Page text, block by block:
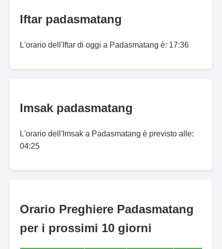
Iftar padasmatang
L'orario dell'Iftar di oggi a Padasmatang è: 17:36
Imsak padasmatang
L'orario dell'Imsak a Padasmatang è previsto alle:
04:25
Orario Preghiere Padasmatang
per i prossimi 10 giorni